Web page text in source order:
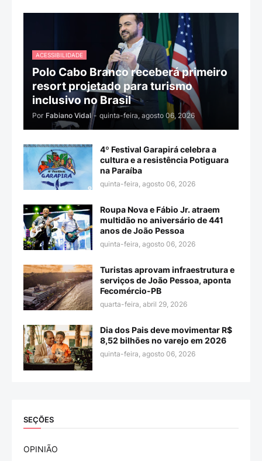
ACESSIBILIDADE
Polo Cabo Branco receberá primeiro
resort projetado para turismo
inclusivo no Brasil
Por Fabiano Vidal - quinta-feira, agosto 06, 2026
4º Festival Garapirá celebra a
cultura e a resistência Potiguara
na Paraíba
quinta-feira, agosto 06, 2026
Roupa Nova e Fábio Jr. atraem
multidão no aniversário de 441
anos de João Pessoa
quinta-feira, agosto 06, 2026
Turistas aprovam infraestrutura e
serviços de João Pessoa, aponta
Fecomércio-PB
quarta-feira, abril 29, 2026
Dia dos Pais deve movimentar R$
8,52 bilhões no varejo em 2026
quinta-feira, agosto 06, 2026
SEÇÕES
OPINIÃO